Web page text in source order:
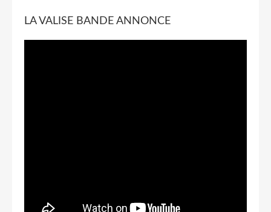
LA VALISE BANDE ANNONCE